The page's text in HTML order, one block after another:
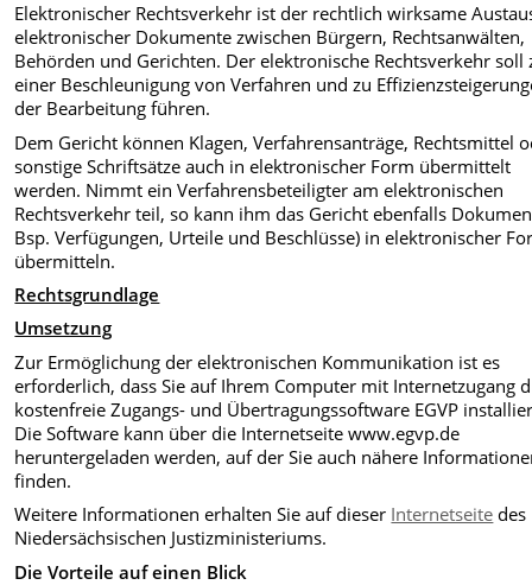
Elektronischer Rechtsverkehr ist der rechtlich wirksame
elektronischer Dokumente zwischen Bürgern, Rechtsanwälten,
Behörden und Gerichten. Der elektronische Rechtsverkehr soll
einer Beschleunigung von Verfahren und zu
der Bearbeitung führen.
Dem Gericht können Klagen, Verfahrensanträge, Rechtsmittel
sonstige Schriftsätze auch in elektronischer Form übermittelt
werden. Nimmt ein Verfahrensbeteiligter am elektronischen
Rechtsverkehr teil, so kann ihm das Gericht ebenfalls
Bsp. Verfügungen, Urteile und Beschlüsse) in elektronischer
übermitteln.
Rechtsgrundlage
Umsetzung
Zur Ermöglichung der elektronischen Kommunikation ist es
erforderlich, dass Sie auf Ihrem Computer mit Internetzugang
kostenfreie Zugangs- und Übertragungssoftware EGVP
Die Software kann über die Internetseite www.egvp.de
heruntergeladen werden, auf der Sie auch nähere
finden.
Weitere Informationen erhalten Sie auf dieser Internetseite des
Niedersächsischen Justizministeriums.
Die Vorteile auf einen Blick